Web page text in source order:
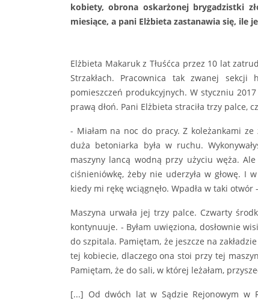
kobiety, obrona oskarżonej brygadzistki
miesiące, a pani Elżbieta zastanawia się, ile
Elżbieta Makaruk z Tłuśćca przez 10 lat
Strzakłach. Pracownica tak zwanej
pomieszczeń produkcyjnych. W styczniu
prawą dłoń. Pani Elżbieta straciła trzy palce,
- Miałam na noc do pracy. Z koleżankami
duża betoniarka była w ruchu.
maszyny lancą wodną przy użyciu węża.
ciśnieniówkę, żeby nie uderzyła w głowę. I
kiedy mi rękę wciągnęło. Wpadła w taki
Maszyna urwała jej trzy palce. Czwarty
kontynuuje. - Byłam uwięziona, dosłownie
do szpitala. Pamiętam, że jeszcze na
tej kobiecie, dlaczego ona stoi przy tej
Pamiętam, że do sali, w której leżałam,
[...] Od dwóch lat w Sądzie Rejonowym w